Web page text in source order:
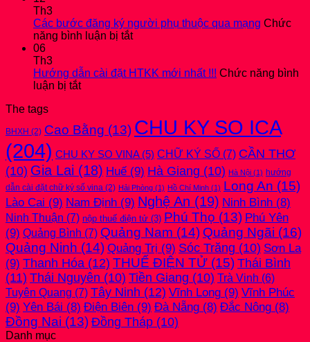
bản
THUYẾT
MINH
mới
nhất
2026
Thu
mới
đăng
thay
qua
công
ty
Th3
Các bước đăng ký người phụ thuộc qua mạng Chức
năng bình luận bị tắtở
đăng
thuộc
qua
mạng
06
Th3
Hướng dẫn cài đặt HTKK mới nhất !!! Chức năng bình
luận bị tắtở
cài
đặt
mới
nhất
!!!
The tags
BHXH (2) Cao Bằng (13) CHU KY SO ICA
(204) CHU KY SO VINA(5) CHỮ KÝ SỐ (7) CẦN THƠ
(10) Gia Lai (18) Huế (9) Hà Giang (10) Hà Nội (1) hướng
dẫn cài đặt chữ ký số vina (2) Hải Phòng (1) Hồ Chí Minh (1) Long An (15)
Lào Cai (9) Nam Định (9) Nghệ An (19) Ninh Bình (8)
Ninh Thuận (7) nộp thuế điện tử (3) Phú Thọ (13) Phú Yên
(9) Quảng Bình (7) Quảng Nam (14) Quảng Ngãi (16)
Quảng Ninh (14) Quảng Trị (9) Sóc Trăng (10) Sơn La
(9) Thanh Hóa (12) THUẾ ĐIỆN TỬ (15) Thái Bình
(11) Thái Nguyên (10) Tiền Giang (10) Trà Vinh (6)
Tuyên Quang (7) Tây Ninh (12) Vĩnh Long (9) Vĩnh Phúc
(9) Yên Bái (8) Điện Biên (9) Đà Nẵng (8) Đắc Nông (8)
Đồng Nai (13) Đồng Tháp (10)
Danh mục